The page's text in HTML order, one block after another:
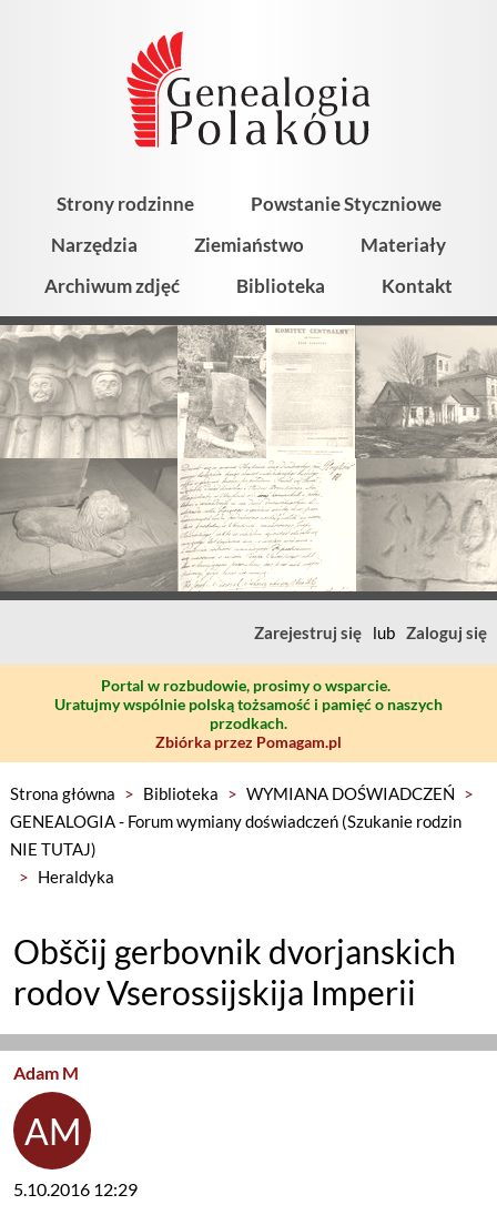
Strony rodzinne
Powstanie Styczniowe
Narzędzia
Ziemiaństwo
Materiały
Archiwum zdjęć
Biblioteka Kontakt
Zarejestruj się lub Zaloguj się
Portal w rozbudowie, prosimy o wsparcie.
Uratujmy wspólnie polską tożsamość i pamięć o naszych
przodkach.
Zbiórka przez Pomagam.pl
Strona główna > Biblioteka > WYMIANA DOŚWIADCZEŃ >
GENEALOGIA - Forum wymiany doświadczeń (Szukanie rodzin
NIE TUTAJ)
> Heraldyka
Obščij gerbovnik dvorjanskich
rodov Vserossijskija Imperii
Adam M
5.10.2016 12:29